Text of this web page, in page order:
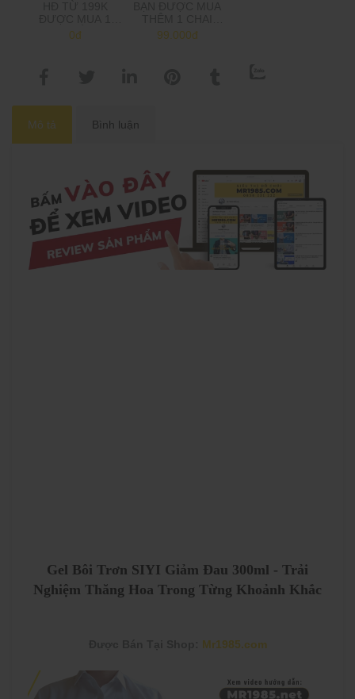
SẢN PHẨM 1K,
0đ
POPPER 10ML
99.000đ
Mô tả Bình luận
Gel Bôi Trơn SIYI Giảm Đau 300ml - Trải
Nghiệm Thăng Hoa Trong Từng Khoảnh Khắc
Mr1985.com